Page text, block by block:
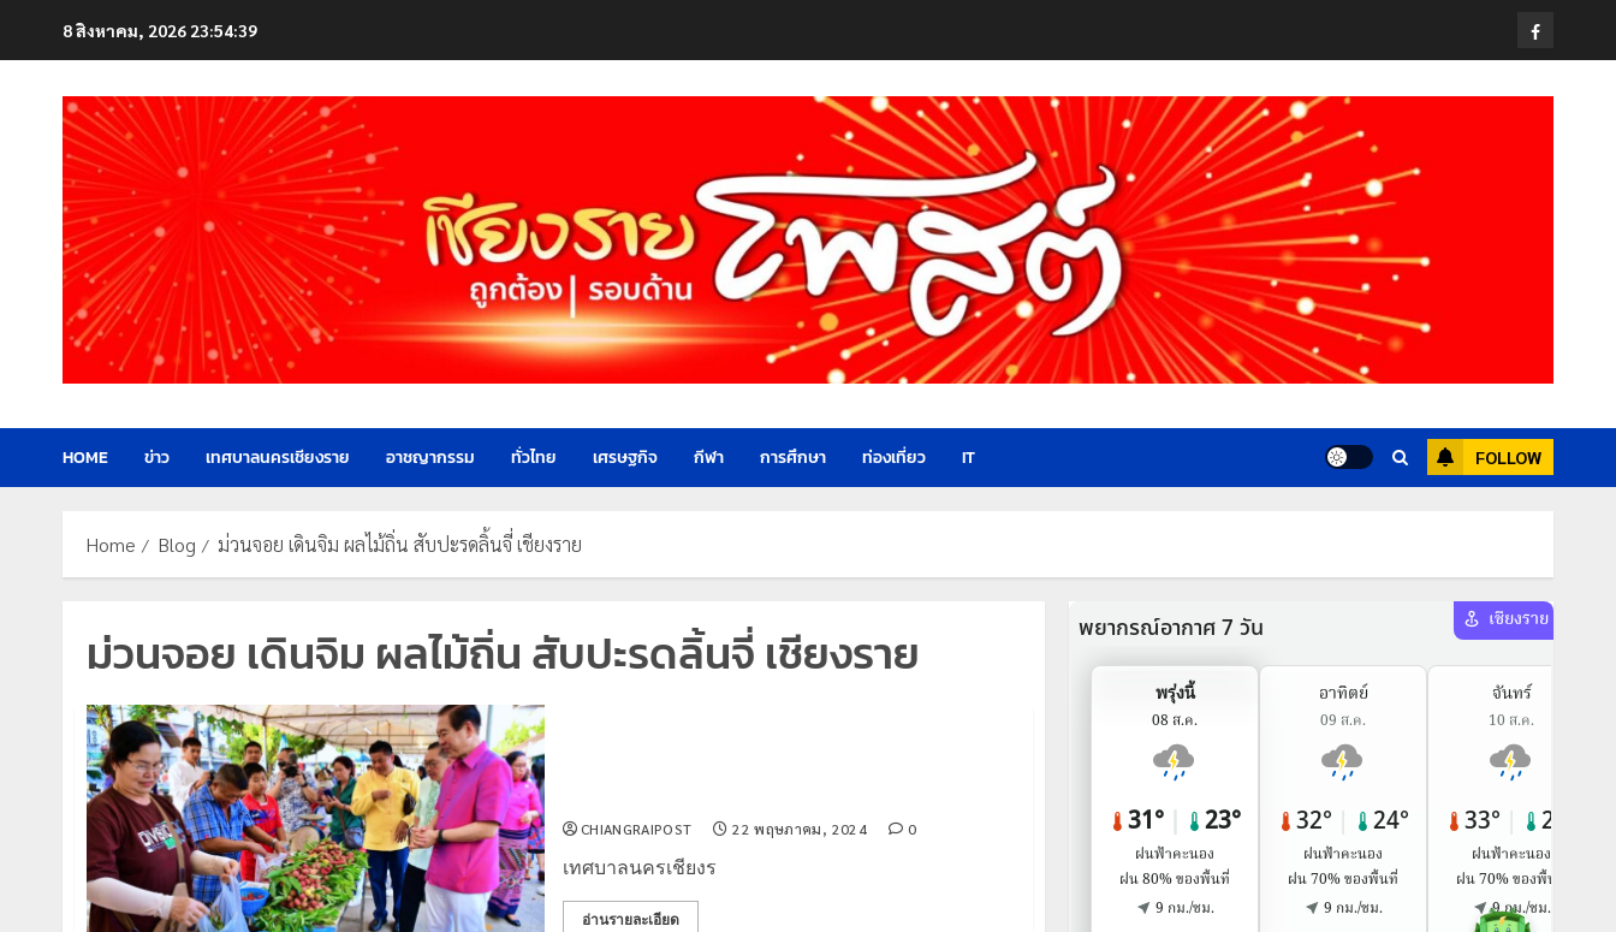
8 สิงหาคม, 2026 23:54:40 Facebook
HOME ข่าว เทศบาลนครเชียงราย อาชญากรรม ทั่วไทย เศรษฐกิจ กีฬา การศึกษา ท่องเที่ยว IT FOLLOW
Home Blog ม่วนจอย เดินจิม ผลไม้ถิ่น สับปะรดลิ้นจี่ เชียงราย
ม่วนจอย เดินจิม ผลไม้ถิ่น สับปะรดลิ้นจี่ เชียงราย
CHIANGRAIPOST 22 พฤษภาคม, 2024 0
เทศบาลนครเชียงร
อ่านรายละเอียด